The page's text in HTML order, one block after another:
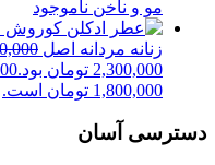
مو و ناخن ناموجود
زنانه مردانه اصل
2,300,000 تومان بود.
1,800,000 تومان است.
دسترسی آسان